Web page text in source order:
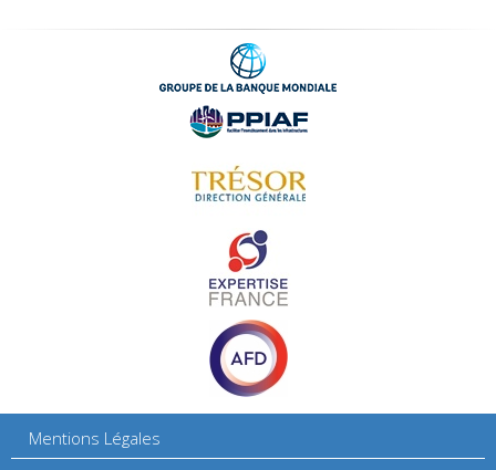
Mentions Légales